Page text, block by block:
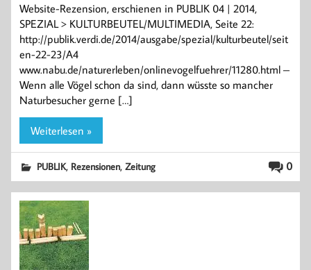
Website-Rezension, erschienen in PUBLIK 04 | 2014,
SPEZIAL > KULTURBEUTEL/MULTIMEDIA, Seite 22:
http://publik.verdi.de/2014/ausgabe/spezial/kulturbeutel/seit
en-22-23/A4
www.nabu.de/naturerleben/onlinevogelfuehrer/11280.html –
Wenn alle Vögel schon da sind, dann wüsste so mancher
Naturbesucher gerne […]
Weiterlesen »
0
PUBLIK, Rezensionen,Zeitung